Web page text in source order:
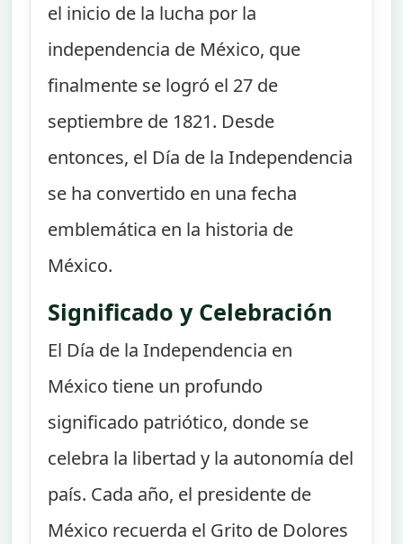
el inicio de la lucha por la
independencia de México, que
finalmente se logró el 27 de
septiembre de 1821. Desde
entonces, el Día de la Independencia
se ha convertido en una fecha
emblemática en la historia de
México.
Significado y Celebración
El Día de la Independencia en
México tiene un profundo
significado patriótico, donde se
celebra la libertad y la autonomía del
país. Cada año, el presidente de
México recuerda el Grito de Dolores